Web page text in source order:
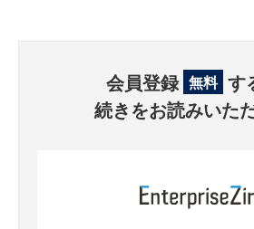
会員登録 無料 す
続きをお読みいた